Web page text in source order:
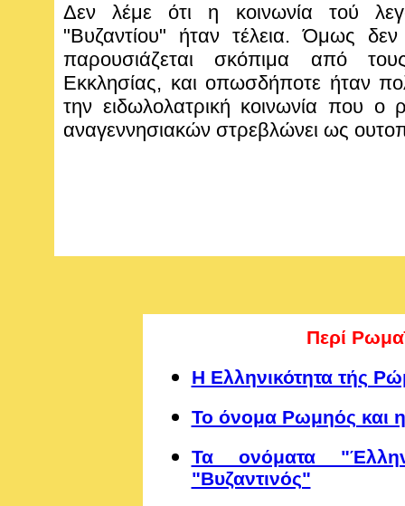
Δεν λέμε ότι η κοινωνία τού
"Βυζαντίου" ήταν τέλεια. Όμως
παρουσιάζεται σκόπιμα από
Εκκλησίας, και οπωσδήποτε ήταν
την ειδωλολατρική κοινωνία που ο
αναγεννησιακών στρεβλώνει ως
Περί
Η Ελληνικότητα τής
Το όνομα Ρωμηός και η
Τα ονόματα
"Βυζαντινός"